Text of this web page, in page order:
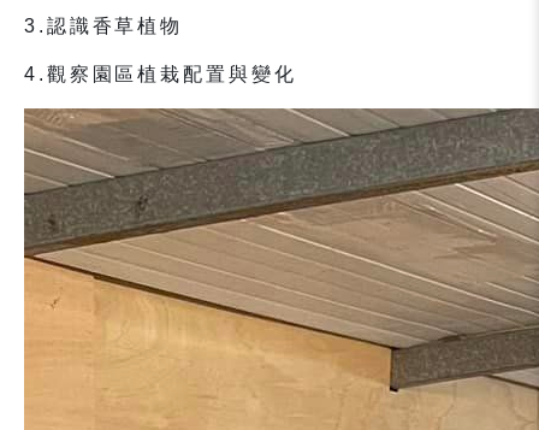
3. 認識香草植物
4. 觀察園區植栽配置與變化